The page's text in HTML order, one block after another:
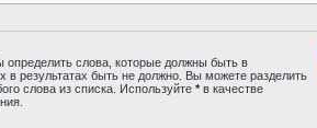
определить слова, которые должны быть в
в результатах быть не должно. Вы можете разделить
слова из списка. Используйте * в качестве